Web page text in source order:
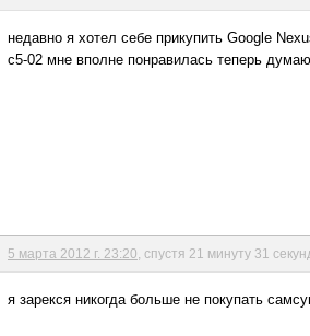
недавно я хотел себе прикупить Google
c5-02 мне вполне понравилась теперь
5 марта 2012 г. 23:20 , спустя 21 минуту 31
я зарекся никогда больше не покупать